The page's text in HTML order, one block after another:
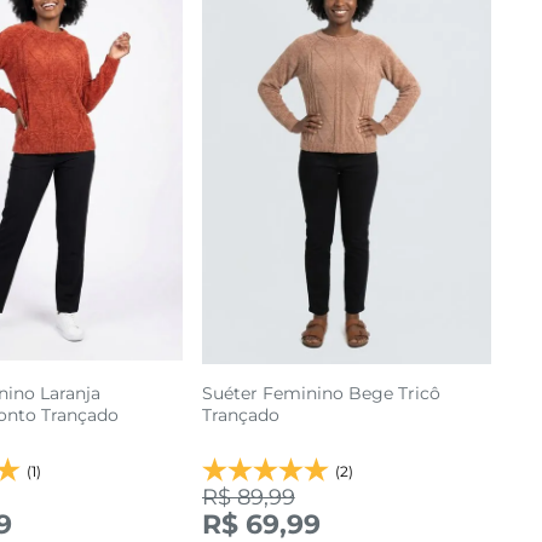
Laranja
Trançado
(1)
Suéter Feminino Bege Tricô
Trançado
(2)
R$ 89,99
R$ 69,99